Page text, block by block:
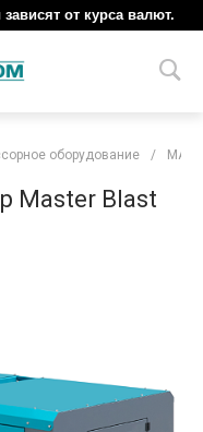
от курса валют.
оборудование /
Master Blast